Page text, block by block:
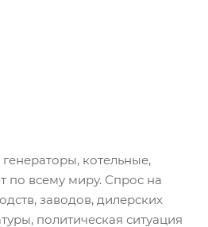
котельные,
по всему миру. Спрос на
заводов, дилерских
политическая ситуация